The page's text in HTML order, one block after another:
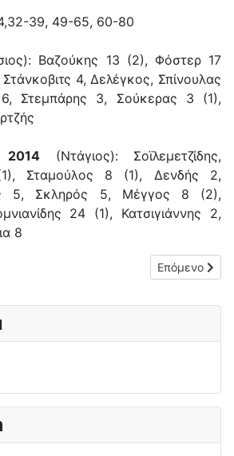
39, 49-65, 60-80
Βαζούκης 13 (2), Φόστερ 17
4, Δελέγκος, Σπίνουλας
Στεμπάρης 3, Σούκερας 3 (1),
(Ντάγιος): Σοϊλεμετζίδης,
Σταμούλος 8 (1), Δενδής 2,
5, Σκληρός 5, Μέγγος 8 (2),
24 (1), Κατσιγιάννης 2,
8
Εκτός έδρας ήττα για τον Ιόνιο (91-78)
Επόμενο
Επόμενο